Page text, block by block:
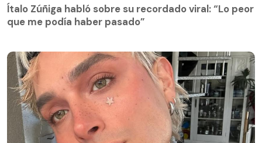
Ítalo Zúñiga habló sobre su recordado viral: “Lo peor
que me podía haber pasado”